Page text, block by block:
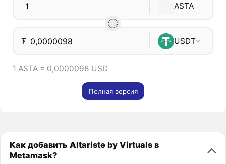
ASTA
₮ USDT
1 ASTA = 0,0000098 USD
Полная версия
Как добавить Altariste by Virtuals в
Metamask?